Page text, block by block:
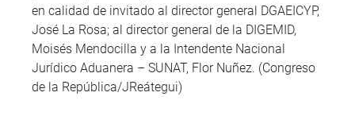
en calidad de invitado al director general DGAEICYP,
José La Rosa; al director general de la DIGEMID,
Moisés Mendocilla y a la Intendente Nacional
Jurídico Aduanera – SUNAT, Flor Nuñez. (Congreso
de la República/JReátegui)